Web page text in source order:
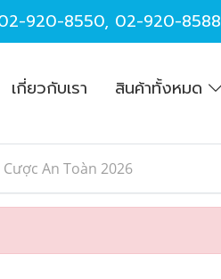
920-8550, 02-920-8588
เกี่ยวกับเรา สินค้าทั้งหมด
An Toàn 2026